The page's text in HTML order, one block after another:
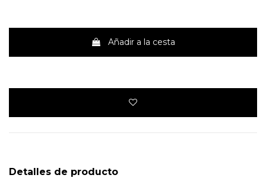
Añadir a la cesta
Detalles de producto